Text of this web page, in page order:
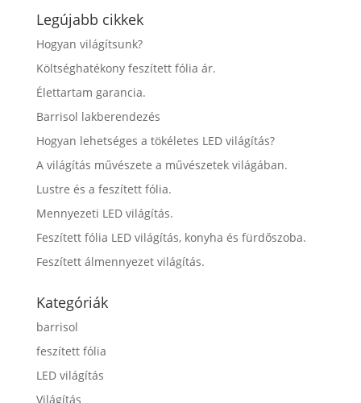
Legújabb cikkek
Hogyan világítsunk?
Költséghatékony feszített fólia ár.
Élettartam garancia.
Barrisol lakberendezés
Hogyan lehetséges a tökéletes LED világítás?
A világítás művészete a művészetek világában.
Lustre és a feszített fólia.
Mennyezeti LED világítás.
Feszített fólia LED világítás, konyha és fürdőszoba.
Feszített álmennyezet világítás.
Kategóriák
barrisol
feszített fólia
LED világítás
Világítás